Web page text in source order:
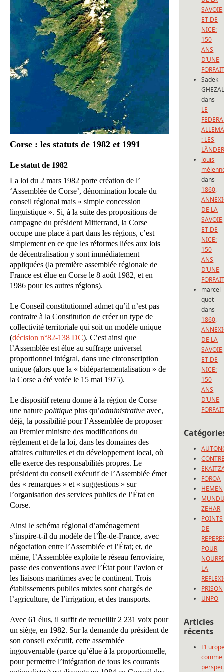
Corse : les statuts de 1982 et 1991
Le statut de 1982
La loi du 2 mars 1982 porte création de l’
‘Assemblée de Corse’, dénomination locale du
conseil régional mais « simple concession
linguistique ». Si, à la suite des propositions de
campagne du président Mitterrand, la Corse
occupe une place à part dans les régions, c’est
simplement en ce que les réformes liées aux lois
de décentralisation y sont immédiatement
appliquées (la première assemblée régionale de
France est élue en Corse le 8 août 1982, et en
1986 pour les autres régions).
Le Conseil constitutionnel admet qu’il n’est pas
contraire à la Constitution de créer un type de
collectivité territoriale qui soit un modèle unique
(décision n°82-138 DC). C’est ainsi que
l’Assemblée est élue au suffrage universel
proportionnel intégral, dans une circonscription
unique (alors que la « bidépartementalisation » de
la Corse a été votée le 15 mai 1975).
Le dispositif retenu donne à la région de Corse
une nature politique plus qu’administrative avec,
déjà, la possibilité pour l’Assemblée de proposer
au Premier ministre des modifications du
règlement et de la loi, dans les domaines des
affaires culturelles et du développement local, où
elle exerce des responsabilités propres. Le
président du conseil exécutif de l’Assemblée émet
des « remarques » et « suggestions » sur
l’organisation des services publics de l’État en
Corse.
Ainsi le schéma régional d’aménagement
s’inspire-t-il du modèle de l’Île-de-France, avec
négociation entre l’Assemblée et l’État; et, de
même, l’Assemblée exploite le réseau ferroviaire,
passe des conventions avec l’État pour l’avion et
les liaisons maritimes avec le continent. Trois
établissements publics mixtes sont chargés de
l’agriculture, de l’irrigation, et des transports.
Avec 61 élus, il suffit de recueillir 2 231 voix pour
un siège, en 1982. Sur la demande du président de
son conseil exécutif, cette assemblée
ingouvernable (parce qu’élue à la proportionnelle,
pour permettre l’intégration de tous les courants
SAVOIE
ET DE
NICE:
150
ANS
D’UNE
Sadek
dans
LE
: LES
louis
dans
1860,
DE LA
SAVOIE
ET DE
NICE:
150
ANS
D’UNE
marcel
quet
dans
1860,
DE LA
SAVOIE
ET DE
NICE:
150
ANS
D’UNE
FOROA
HEMEN
ZEHAR
POINTS
DE
POUR
LA
PRISON
UNPO
Articles
récents
comme